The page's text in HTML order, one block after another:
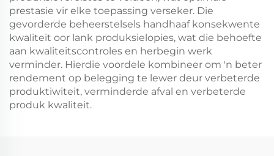
prestasie vir elke toepassing verseker. Die
gevorderde beheerstelsels handhaaf konsekwente
kwaliteit oor lank produksielopies, wat die behoefte
aan kwaliteitscontroles en herbegin werk
verminder. Hierdie voordele kombineer om 'n beter
rendement op belegging te lewer deur verbeterde
produktiwiteit, verminderde afval en verbeterde
produk kwaliteit.